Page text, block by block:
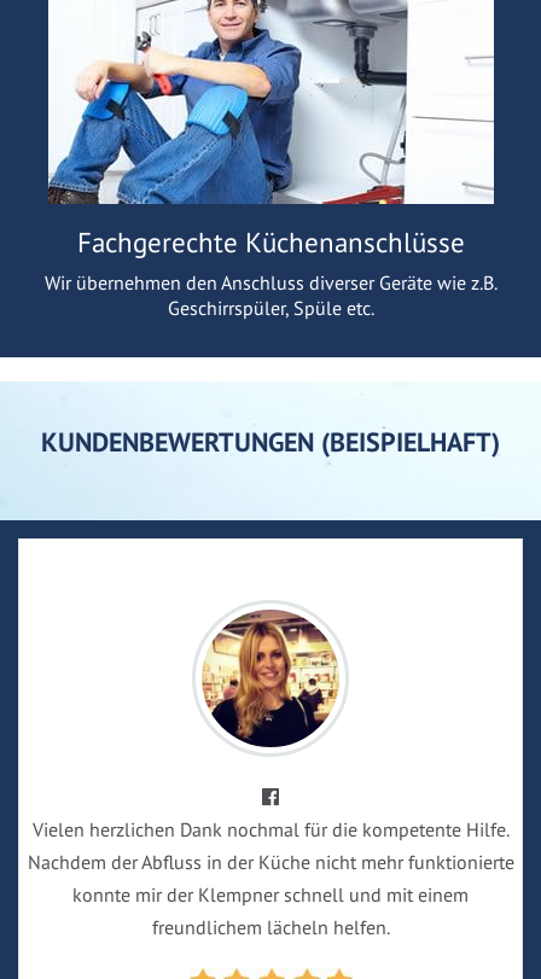
Fachgerechte Küchenanschlüsse
Wir übernehmen den Anschluss diverser Geräte wie z.B.
Geschirrspüler, Spüle etc.
KUNDENBEWERTUNGEN (BEISPIELHAFT)
Vielen herzlichen Dank nochmal für die kompetente Hilfe.
Nachdem der Abfluss in der Küche nicht mehr funktionierte
konnte mir der Klempner schnell und mit einem
freundlichem lächeln helfen.